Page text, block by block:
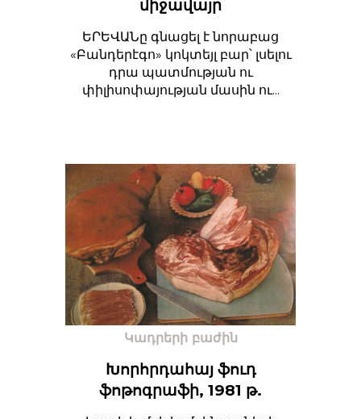
միջավայր
ԵՐԵՎԱՆը գնացել է նորաբաց
«Բանդերէգո» կոկտեյլ բար՝ լսելու
դրա պատմության ու
փիլիսոփայության մասին ու...
Կադրերի բաժին
Խորհրդահայ ֆուդ
ֆոթոգրաֆի, 1981 թ.